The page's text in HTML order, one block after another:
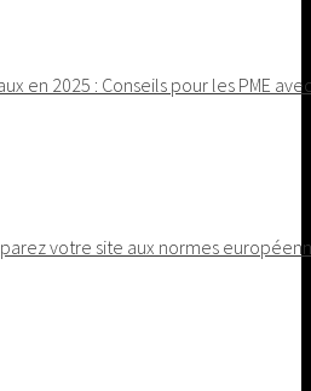
en 2025 : Conseils pour les PME
votre site aux normes